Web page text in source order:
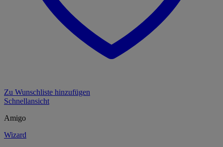
Zu Wunschliste hinzufügen
Schnellansicht
Amigo
Wizard